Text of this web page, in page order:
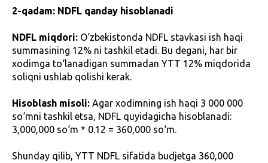
2-qadam: NDFL qanday hisoblanadi
NDFL miqdori: O‘zbekistonda NDFL stavkasi ish haqi
summasining 12% ni tashkil etadi. Bu degani, har bir
xodimga to‘lanadigan summadan YTT 12% miqdorida
soliqni ushlab qolishi kerak.
Hisoblash misoli: Agar xodimning ish haqi 3 000 000
so‘mni tashkil etsa, NDFL quyidagicha hisoblanadi:
3,000,000 so‘m * 0.12 = 360,000 so‘m.
Shunday qilib, YTT NDFL sifatida budjetga 360,000